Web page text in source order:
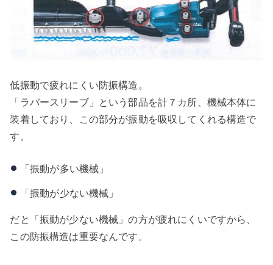
低振動で疲れにくい防振構造。
「ラバースリーブ」という部品を計７カ所、機械本体に
装着しており、この部分が振動を吸収してくれる構造で
す。
「振動が多い機械」
「振動が少ない機械」
だと「振動が少ない機械」の方が疲れにくいですから、
この防振構造は重要なんです。